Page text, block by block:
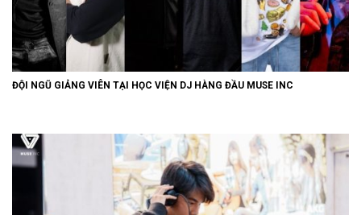
ĐỘI NGŨ GIẢNG VIÊN TẠI HỌC VIỆN DJ HÀNG ĐẦU MUSE INC